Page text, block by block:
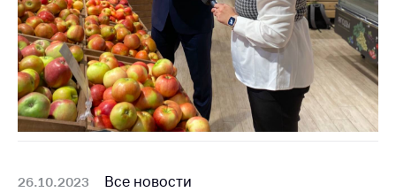
26.10.2023 Все новости